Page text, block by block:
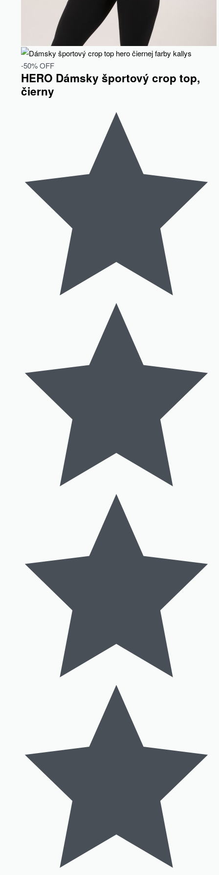
-50% OFF
HERO Dámsky športový crop top,
čierny